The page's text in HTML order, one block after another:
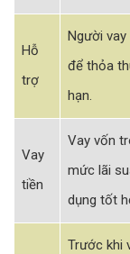
Hỗ
trợ
Người
để thỏa
hạn.
Vay
tiền
Vay vốn
mức lãi
dụng tốt
Trước khi